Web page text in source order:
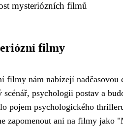
mysteriózních filmů
filmy
filmy nám nabízejí nadčasovou
scénář, psychologii postav a
pojem psychologického
zapomenout ani na filmy jako